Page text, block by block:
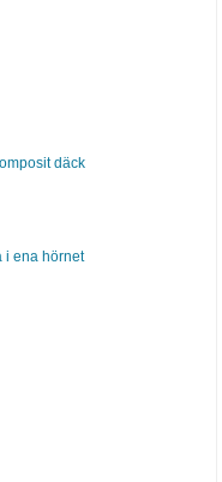
däck
i ena hörnet